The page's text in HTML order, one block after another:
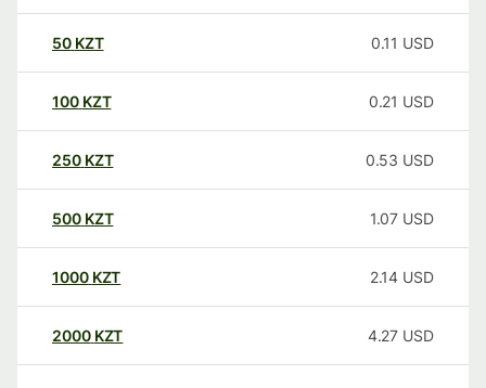
50 KZT 0.11 USD
100 KZT 0.21 USD
250 KZT 0.53 USD
500 KZT 1.07 USD
1000 KZT 2.14 USD
2000 KZT 4.27 USD